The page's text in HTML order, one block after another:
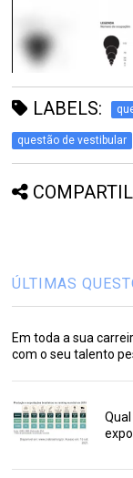
LABELS:
questão de vestibular
ÚLTIMAS
Em toda a sua
com o seu talento